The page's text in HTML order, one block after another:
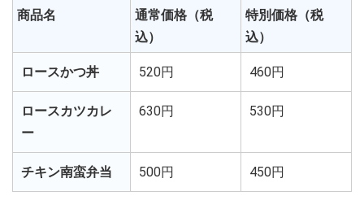
商品名
通常価格（税
込）
特別価格（税
込）
ロースかつ丼 520円 460円
ロースカツカレ
ー
630円 530円
チキン南蛮弁当 500円 450円